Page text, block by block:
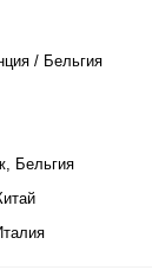
/ Бельгия
Бельгия